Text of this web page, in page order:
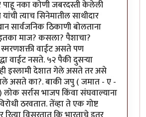
नका कोणी जबरदस्ती केलेली
त्याच सिनेमातील साथीदार
सार्वजनिक ठिकाणी बोलताना
माज? कसला? पैशाचा?
वाईट असते पण
वाईट नसते. ५२ पैकी दुसऱ्या
इस्लामी देशात गेले असते तर असे
असते का?. बाकी जपु ( जमात - ए -
लोक सर्रास भाजप किंवा संघवाल्याना
ठरवतात. तेंव्हा ते एक गोष्ट